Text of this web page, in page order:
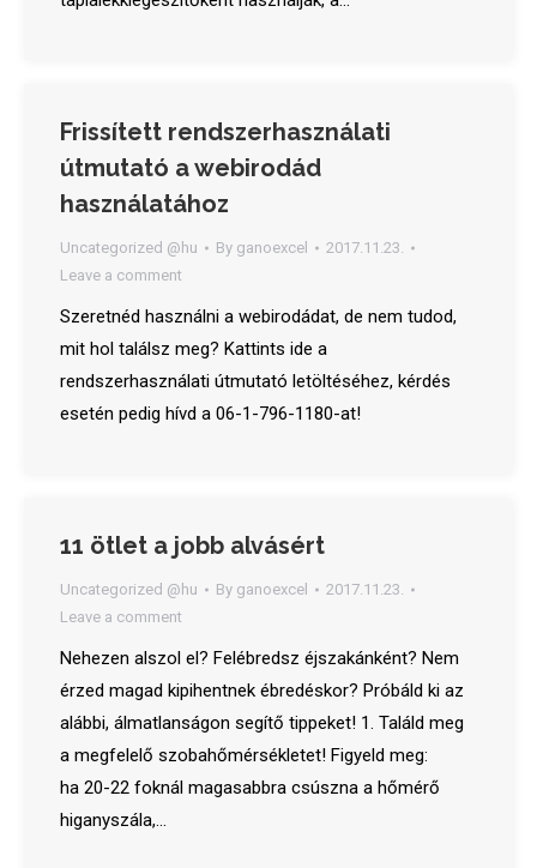
Frissített rendszerhasználati
útmutató a webirodád
használatához
Uncategorized @hu By ganoexcel
2017.11.23.
Leave a comment
Szeretnéd használni a webirodádat, de nem tudod,
mit hol találsz meg? Kattints ide a
rendszerhasználati útmutató letöltéséhez, kérdés
esetén pedig hívd a 06-1-796-1180-at!
11 ötlet a jobb alvásért
Uncategorized @hu By ganoexcel
2017.11.23.
Leave a comment
Nehezen alszol el? Felébredsz éjszakánként? Nem
érzed magad kipihentnek ébredéskor? Próbáld ki az
alábbi, álmatlanságon segítő tippeket! 1. Találd meg
a megfelelő szobahőmérsékletet! Figyeld meg:
ha 20-22 foknál magasabbra csúszna a hőmérő
higanyszála,…